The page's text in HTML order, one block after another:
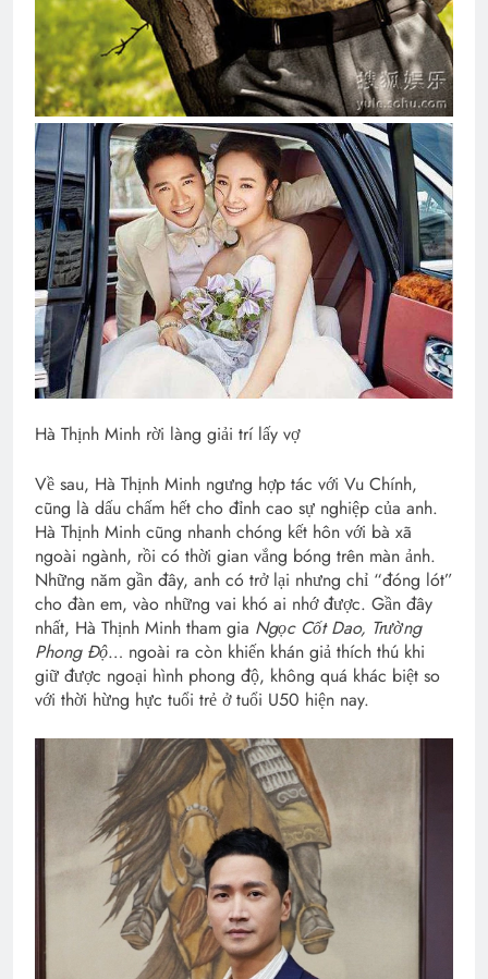
Hà Thịnh Minh rời làng giải trí lấy vợ
Về sau, Hà Thịnh Minh ngưng hợp tác với Vu Chính,
cũng là dấu chấm hết cho đỉnh cao sự nghiệp của anh.
Hà Thịnh Minh cũng nhanh chóng kết hôn với bà xã
ngoài ngành, rồi có thời gian vắng bóng trên màn ảnh.
Những năm gần đây, anh có trở lại nhưng chỉ “đóng lót”
cho đàn em, vào những vai khó ai nhớ được. Gần đây
nhất, Hà Thịnh Minh tham gia Ngọc Cốt Dao, Trường
Phong Độ… ngoài ra còn khiến khán giả thích thú khi
giữ được ngoại hình phong độ, không quá khác biệt so
với thời hừng hực tuổi trẻ ở tuổi U50 hiện nay.